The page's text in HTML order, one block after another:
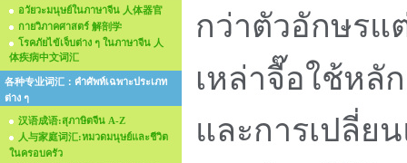
อวัยวะมนุษย์ในภาษาจีน 人体器官
กายวิภาคศาสตร์ 解剖学
โรคภัยไข้เจ็บต่าง ๆ ในภาษาจีน 人
体疾病中文词汇
各种专业词汇：คำศัพท์เฉพาะประเภท
ต่าง ๆ
汉语成语:สุภาษิตจีน A-Z
人与家庭词汇:หมวดมนุษย์และชีวิต
ในครอบครัว
กว่าตัวอักษรแ
เหล่าจื๊อใช้หลั
และการเปลี่ย